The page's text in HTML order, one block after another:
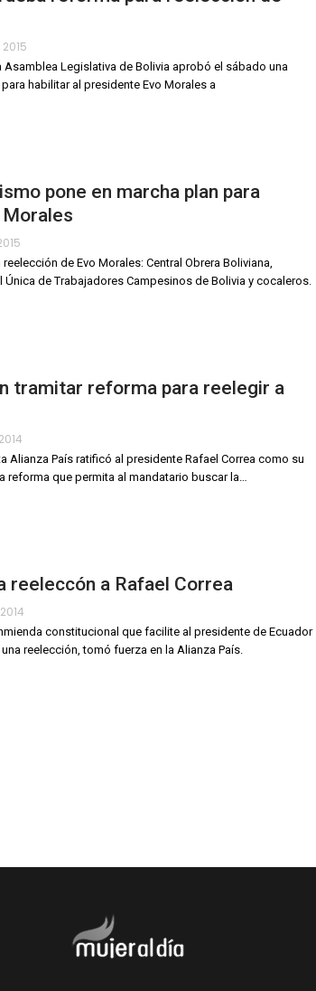
Asamblea Legislativa de Bolivia aprobó el sábado una
habilitar al presidente Evo Morales a
pone en marcha plan para
de Evo Morales: Central Obrera Boliviana,
de Trabajadores Campesinos de Bolivia y cocaleros.
tramitar reforma para reelegir a
Alianza País ratificó al presidente Rafael Correa como su
reforma que permita al mandatario buscar la…
reeleccón a Rafael Correa
constitucional que facilite al presidente de Ecuador
reelección, tomó fuerza en la Alianza País.